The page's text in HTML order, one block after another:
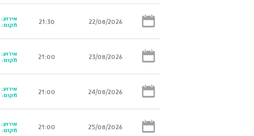
22/08/2026
21:30 אירוע:
מקום:
23/08/2026
21:00 אירוע:
מקום:
24/08/2026
21:00 אירוע:
מקום:
25/08/2026
21:00 אירוע:
מקום: